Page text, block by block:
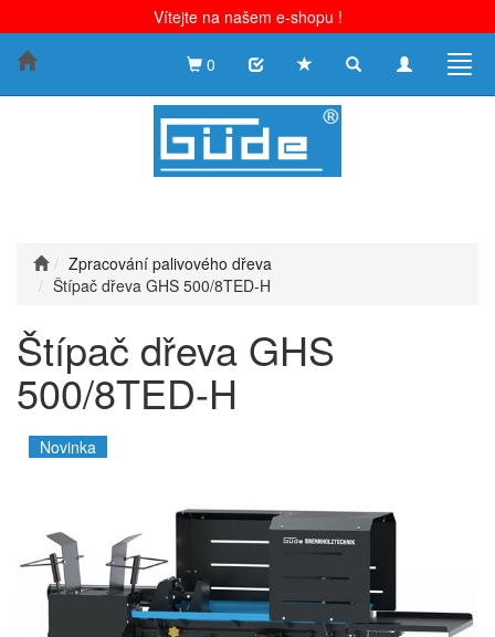
Vítejte na našem e-shopu !
Toggle
Toggle
0
Zpracování palivového dřeva
Štípač dřeva GHS 500/8TED-H
Štípač dřeva GHS
500/8TED-H
Novinka